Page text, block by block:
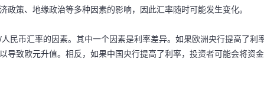
政策、地缘政治等多种因素的影响，因此汇率随时可能发生变化。
民币汇率的因素。其中一个因素是利率差异。如果欧洲央行提高了利
导致欧元升值。相反，如果中国央行提高了利率，投资者可能会将资